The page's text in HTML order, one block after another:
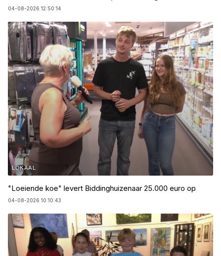
04-08-2026 12:50:14
LOKAAL
"Loeiende koe" levert Biddinghuizenaar 25.000 euro op
04-08-2026 10:10:43